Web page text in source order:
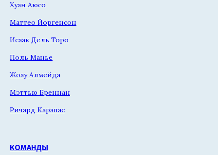
Хуан Аюсо
Маттео Йоргенсон
Исаак Дель Торо
Поль Манье
Жоау Алмейда
Мэттью Бреннан
Ричард Карапас
КОМАНДЫ